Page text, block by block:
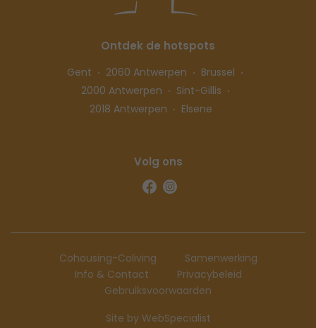
Ontdek de hotspots
Gent 2060 Antwerpen
Brussel
2000 Antwerpen
Sint-Gillis
2018 Antwerpen
Elsene
Volg ons
Cohousing-Coliving
Samenwerking
Info & Contact
Privacybeleid
Gebruiksvoorwaarden
Site by WebSpecialist